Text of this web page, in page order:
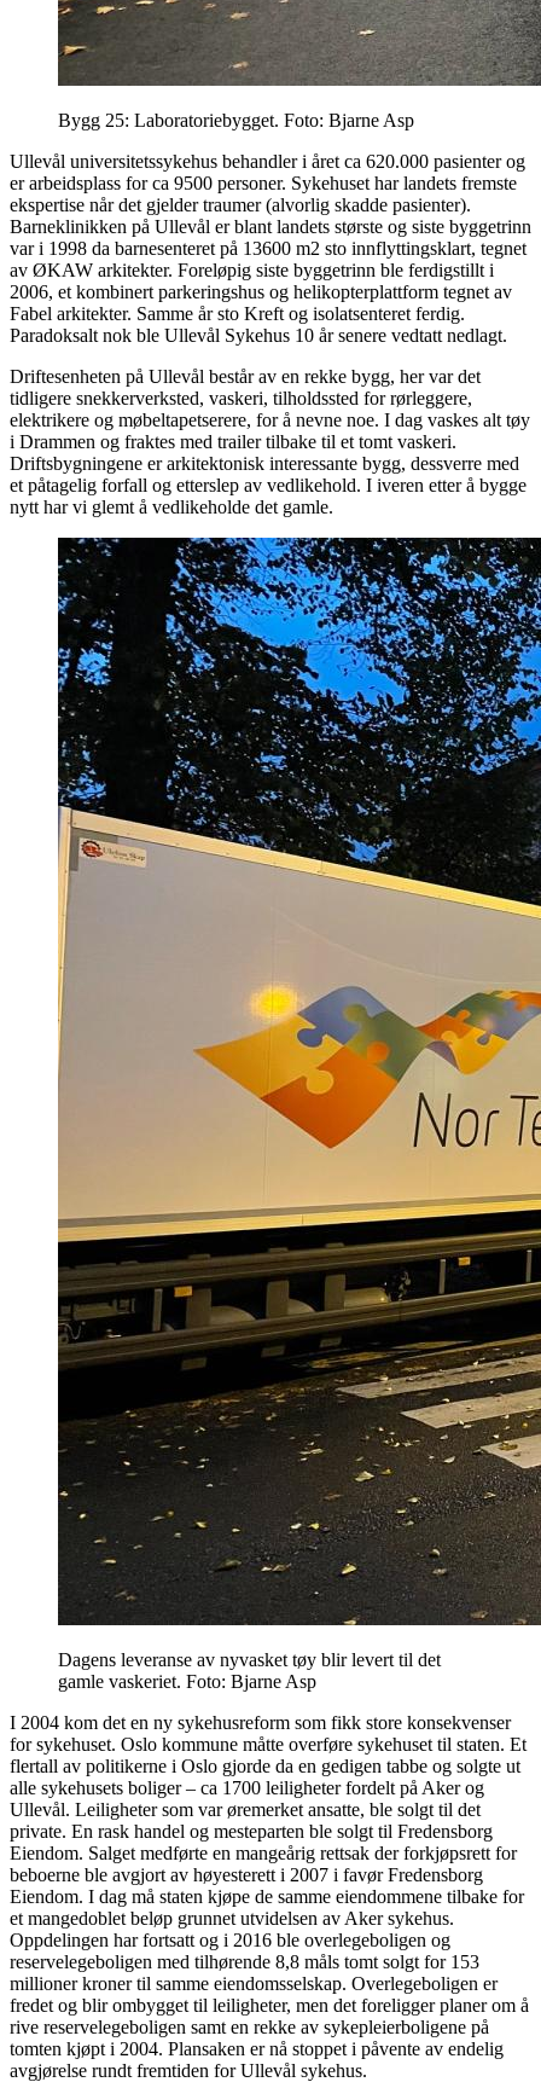
Bygg 25: Laboratoriebygget. Foto: Bjarne Asp
Ullevål universitetssykehus behandler i året ca 620.000 pasienter og
er arbeidsplass for ca 9500 personer. Sykehuset har landets fremste
ekspertise når det gjelder traumer (alvorlig skadde pasienter).
Barneklinikken på Ullevål er blant landets største og siste byggetrinn
var i 1998 da barnesenteret på 13600 m2 sto innflyttingsklart, tegnet
av ØKAW arkitekter. Foreløpig siste byggetrinn ble ferdigstillt i
2006, et kombinert parkeringshus og helikopterplattform tegnet av
Fabel arkitekter. Samme år sto Kreft og isolatsenteret ferdig.
Paradoksalt nok ble Ullevål Sykehus 10 år senere vedtatt nedlagt.
Driftesenheten på Ullevål består av en rekke bygg, her var det
tidligere snekkerverksted, vaskeri, tilholdssted for rørleggere,
elektrikere og møbeltapetserere, for å nevne noe. I dag vaskes alt tøy
i Drammen og fraktes med trailer tilbake til et tomt vaskeri.
Driftsbygningene er arkitektonisk interessante bygg, dessverre med
et påtagelig forfall og etterslep av vedlikehold. I iveren etter å bygge
nytt har vi glemt å vedlikeholde det gamle.
Dagens leveranse av nyvasket tøy blir levert til det
gamle vaskeriet. Foto: Bjarne Asp
I 2004 kom det en ny sykehusreform som fikk store konsekvenser
for sykehuset. Oslo kommune måtte overføre sykehuset til staten. Et
flertall av politikerne i Oslo gjorde da en gedigen tabbe og solgte ut
alle sykehusets boliger – ca 1700 leiligheter fordelt på Aker og
Ullevål. Leiligheter som var øremerket ansatte, ble solgt til det
private. En rask handel og mesteparten ble solgt til Fredensborg
Eiendom. Salget medførte en mangeårig rettsak der forkjøpsrett for
beboerne ble avgjort av høyesterett i 2007 i favør Fredensborg
Eiendom. I dag må staten kjøpe de samme eiendommene tilbake for
et mangedoblet beløp grunnet utvidelsen av Aker sykehus.
Oppdelingen har fortsatt og i 2016 ble overlegeboligen og
reservelegeboligen med tilhørende 8,8 måls tomt solgt for 153
millioner kroner til samme eiendomsselskap. Overlegeboligen er
fredet og blir ombygget til leiligheter, men det foreligger planer om å
rive reservelegeboligen samt en rekke av sykepleierboligene på
tomten kjøpt i 2004. Plansaken er nå stoppet i påvente av endelig
avgjørelse rundt fremtiden for Ullevål sykehus.